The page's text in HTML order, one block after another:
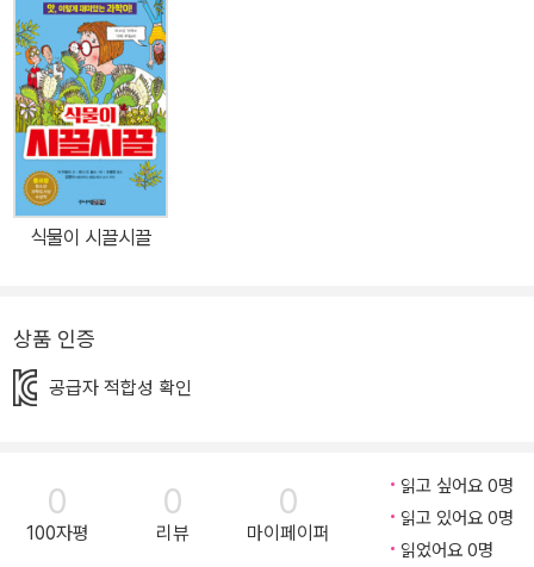
로 입소문이 나 <앗, 시리즈>라는 시리즈명이 탄생했을 만큼, 서점가
와 교육계에 돌풍을 일으켰다. 짜임새 있고 풍부한 내용으로 어린이?
청소년뿐 아니라 성인 독자층까지 사로잡은 <앗, 시리즈>는 어린이
책으로는 드물게 ‘한국경제신문 도서부문 소비자 대상’에 선정되었
고, 이밖에도 주요 일간지, 잡지, 문화관광부, 서울시교육청의 추천도
서 및 도서 부문 상을 휩쓸었으며, 서울에서만 60여 개 초중고에서
추천도서로 읽히며 ‘제2의 교과서’라 극찬받아 왔다. <앗, 시리즈>의
가장 큰 특징은 ‘균형’에 있다. 학습서이면서도 유머와 농담 그리고 기
시리즈>만의 독특한 매력은 ‘교육(Education)’과 ‘오락(Entertain
ment)’의 결합인 ‘에듀테인먼트(Edutainment)’라는 신조어를 만
끌어내기 위해서도, 인터넷에서는 맛볼 수 없는 ‘교양과 오락적 상상
력의 결합’ <앗, 시리즈>가 해답이다. 새롭게 70권으로 개편된 <앗,
시리즈> 역시 공부하는 책이면서 즐기는 책으로 어린이 독자들 마음
식물이 시끌시끌
상품 인증
공급자 적합성 확인
0
100자평
0
리뷰
0
마이페이퍼
읽고 싶어요 0명
읽고 있어요 0명
읽었어요 0명